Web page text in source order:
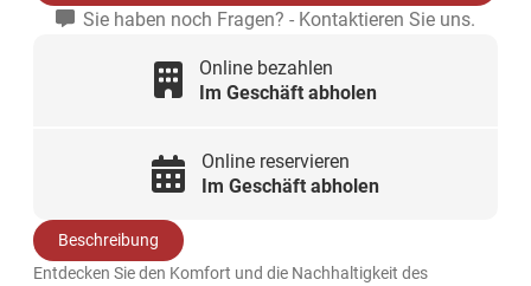
Sie haben noch Fragen? - Kontaktieren Sie uns.
Online bezahlen
Im Geschäft abholen
Online reservieren
Im Geschäft abholen
Beschreibung
Entdecken Sie den Komfort und die Nachhaltigkeit des